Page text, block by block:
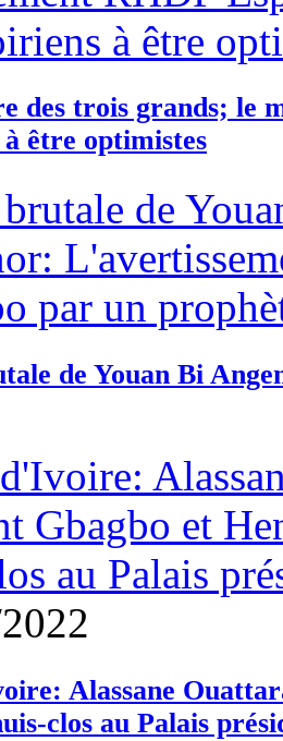
des trois grands; le
être optimistes
de Youan Bi
Alassane
clos au Palais